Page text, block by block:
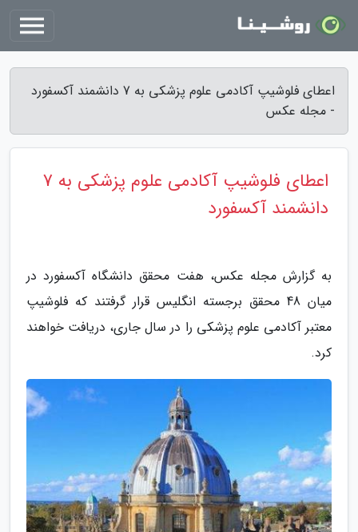
اعطای فلوشیپ آکادمی علوم پزشکی به 7 دانشمند آکسفورد
- مجله عکس
اعطای فلوشیپ آکادمی علوم پزشکی به 7
دانشمند آکسفورد
به گزارش مجله عکس، هفت محقق دانشگاه آکسفورد در
میان 48 محقق برجسته انگلیس قرار گرفتند که فلوشیپ
معتبر آکادمی علوم پزشکی را در سال جاری، دریافت خواهند
کرد.